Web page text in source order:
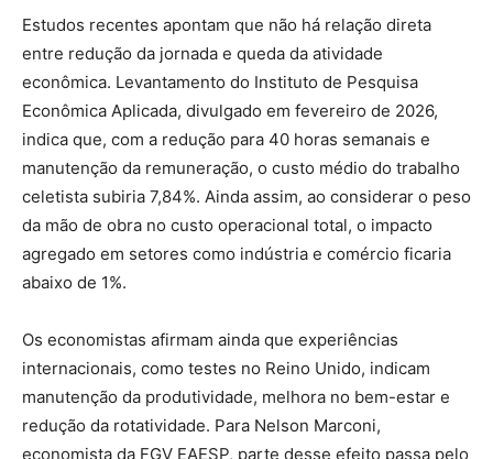
Estudos recentes apontam que não há relação direta
entre redução da jornada e queda da atividade
econômica. Levantamento do Instituto de Pesquisa
Econômica Aplicada, divulgado em fevereiro de 2026,
indica que, com a redução para 40 horas semanais e
manutenção da remuneração, o custo médio do trabalho
celetista subiria 7,84%. Ainda assim, ao considerar o peso
da mão de obra no custo operacional total, o impacto
agregado em setores como indústria e comércio ficaria
abaixo de 1%.
Os economistas afirmam ainda que experiências
internacionais, como testes no Reino Unido, indicam
manutenção da produtividade, melhora no bem-estar e
redução da rotatividade. Para Nelson Marconi,
economista da FGV EAESP, parte desse efeito passa pelo